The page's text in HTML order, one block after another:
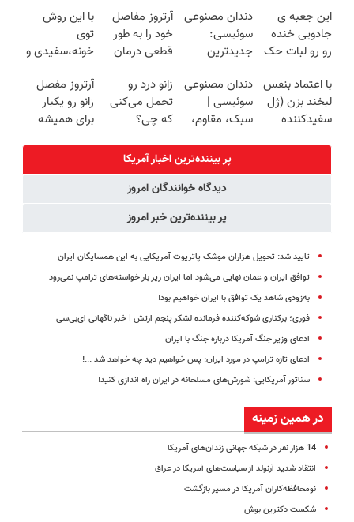
روزه ساخت!
کننده خانگی
آموزش رایگان
این جعبه ی
جادویی خنده
رو رو لبات حک
خرید40%تخفیف
دندان مصنوعی
سوئیسی:
جدیدترین
سبک و مقاوم |
پرداخت قسطی
آرتروز مفاصل
خود را به طور
قطعی درمان
◗پرسش‌نامه◖
با این روش
توی
خونه،سفیدی و
برگردون
(40%off)
با اعتماد بنفس
لبخند بزن (ژل
سفیدکننده
دندان مصنوعی
سوئیسی |
سبک، مقاوم،
رایگان+پرداخت
اقساطی😍
زانو درد رو
تحمل می‌کنی
که چی؟
همین‌جاست!
آرتروز مفصل
زانو رو یکبار
برای همیشه
پر بیننده‌ترین اخبار آمریکا
دیدگاه خوانندگان امروز
پر بیننده‌ترین خبر امروز
تایید شد: تحویل هزاران موشک پاتریوت آمریکایی به این همسایگان ایران
توافق ایران و عمان نهایی می‌شود اما ایران زیر بار خواسته‌های ترامپ نمی‌رود
به‌زودی شاهد یک توافق با ایران خواهیم بود!
فوری؛ برکناری شوکه‌کننده فرمانده لشکر پنجم ارتش | خبر ناگهانی ای‌بی‌سی
ادعای وزیر جنگ آمریکا درباره جنگ با ایران
ادعای تازه ترامپ در مورد ایران: پس خواهیم دید چه خواهد شد ...!
سناتور آمریکایی: شورش‌های مسلحانه در ایران راه اندازی کنید!
در همین زمینه
14 هزار نفر در شبکه جهانی زندان‌های آمریکا
انتقاد شدید آرنولد از سیاست‌ها‌ی آمریکا در عراق
نومحافظه‌کاران آمریکا در مسیر بازگشت
شکست دکترین بوش